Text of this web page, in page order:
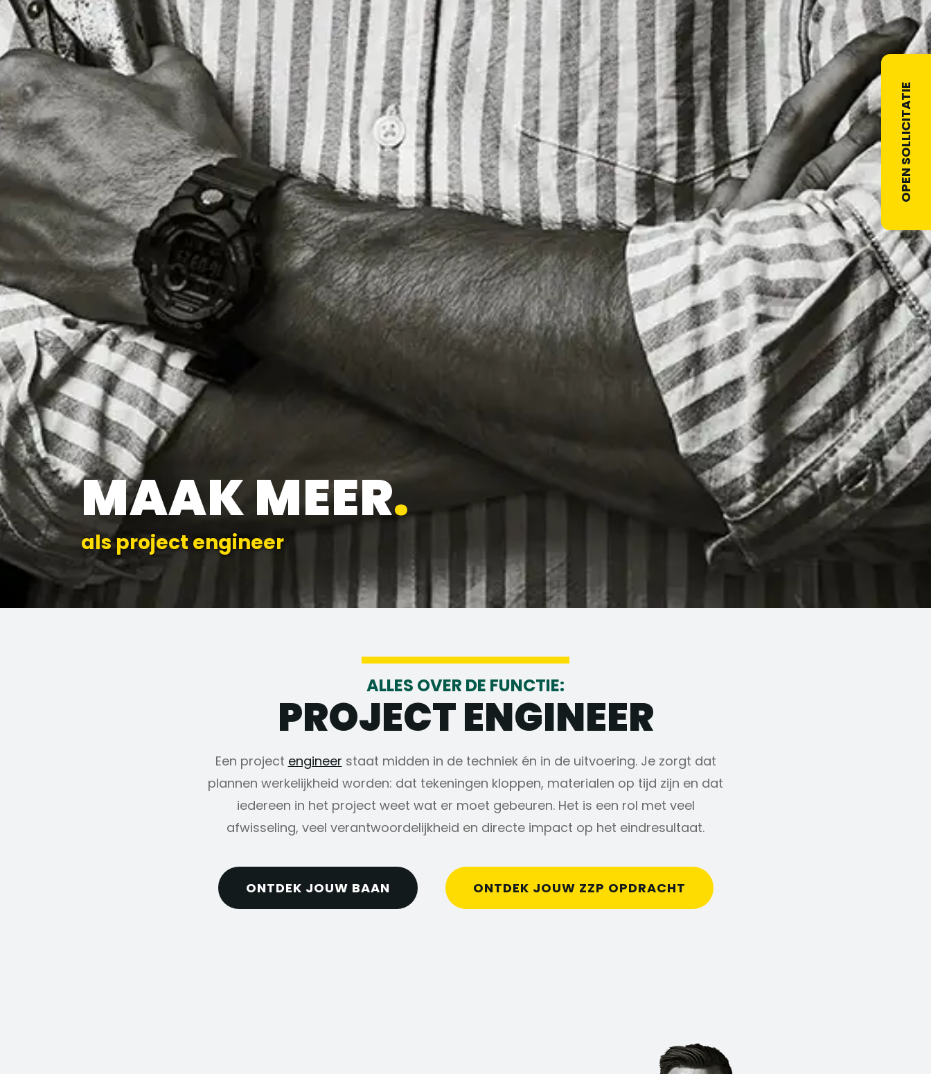
MAAK MEER.
als project engineer
ALLES OVER DE FUNCTIE:
PROJECT ENGINEER
Een project engineer staat midden in de techniek én in de uitvoering. Je zorgt dat
plannen werkelijkheid worden: dat tekeningen kloppen, materialen op tijd zijn en dat
iedereen in het project weet wat er moet gebeuren. Het is een rol met veel
afwisseling, veel verantwoordelijkheid en directe impact op het eindresultaat.
ONTDEK JOUW BAAN ONTDEK JOUW ZZP OPDRACHT
OPEN SOLLICITATIE